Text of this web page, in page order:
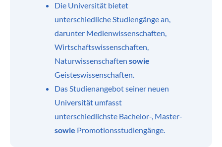
Die Universität bietet
unterschiedliche Studiengänge an,
darunter Medienwissenschaften,
Wirtschaftswissenschaften,
Naturwissenschaften sowie
Geisteswissenschaften.
Das Studienangebot seiner neuen
Universität umfasst
unterschiedlichste Bachelor-, Master-
sowie Promotionsstudiengänge.